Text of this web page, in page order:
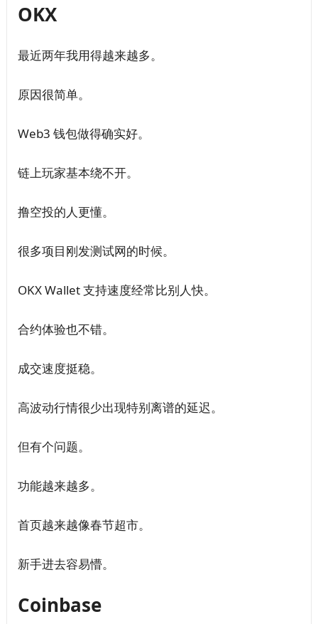
OKX
最近两年我用得越来越多。
原因很简单。
Web3 钱包做得确实好。
链上玩家基本绕不开。
撸空投的人更懂。
很多项目刚发测试网的时候。
OKX Wallet 支持速度经常比别人快。
合约体验也不错。
成交速度挺稳。
高波动行情很少出现特别离谱的延迟。
但有个问题。
功能越来越多。
首页越来越像春节超市。
新手进去容易懵。
Coinbase